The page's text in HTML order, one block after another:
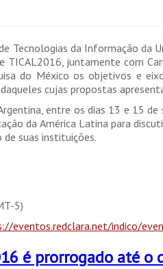
da Informação da
juntamente com
do México os objetivos e
cujas propostas
entre os dias 13 e 15
da América Latina para
suas instituições.
5)
eventos.redclara.net/indico/
é prorrogado até